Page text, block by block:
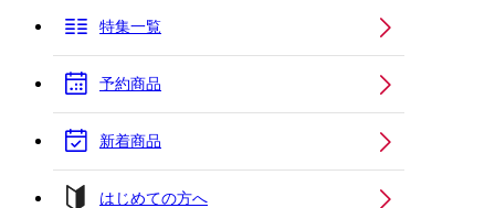
特集一覧
予約商品
新着商品
はじめての方へ